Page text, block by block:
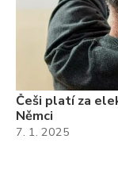
Češi platí za
Němci
7. 1. 2025